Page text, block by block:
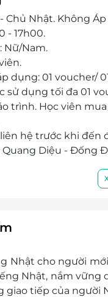
Chủ Nhật. Không
- 17h00.
Nữ/Nam.
dụng: 01 voucher/
sử dụng tối đa 01
trình. Học viên
hệ trước khi đến
Diệu - Đống
không có giá trị
Nhật cho người
Nhật, nắm vững
giao tiếp của người